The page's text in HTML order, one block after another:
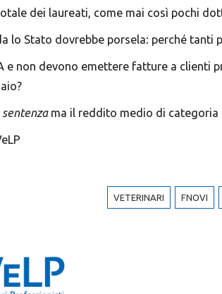
dei laureati, come mai così pochi
lo Stato dovrebbe porsela: perché
e non devono emettere fatture a clienti
ma il reddito medio di categoria
VETERINARI FNOVI